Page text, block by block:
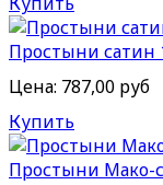
Простыни сатин
Цена: 787,00 руб
Купить
Простыни Мако-